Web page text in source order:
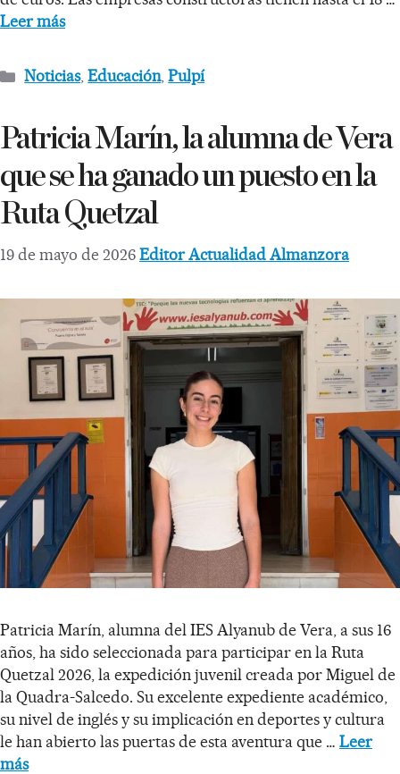
Leer más
Noticias,Educación,Pulpí
Patricia Marín, la alumna de Vera
que se ha ganado un puesto en la
Ruta Quetzal
19 de mayo de 2026Editor Actualidad Almanzora
Patricia Marín, alumna del IES Alyanub de Vera, a sus 16
años, ha sido seleccionada para participar en la Ruta
Quetzal 2026, la expedición juvenil creada por Miguel de
la Quadra-Salcedo. Su excelente expediente académico,
su nivel de inglés y su implicación en deportes y cultura
le han abierto las puertas de esta aventura que … Leer
más